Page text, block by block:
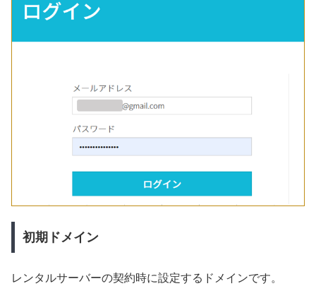
初期ドメイン
レンタルサーバーの契約時に設定するドメインです。